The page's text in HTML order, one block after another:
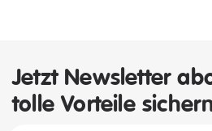
Jetzt Newsletter
tolle Vorteile